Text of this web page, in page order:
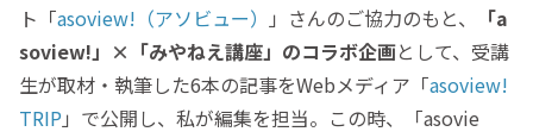
ト「asoview!（アソビュー） 」さんのご協力のもと、
「a
soview!」×「みやねえ講座」のコラボ企画として、受講
生が取材・執筆した6本の記事をWebメディア「asoview!
TRIP 」で公開し、私が編集を担当。この時、「asovie